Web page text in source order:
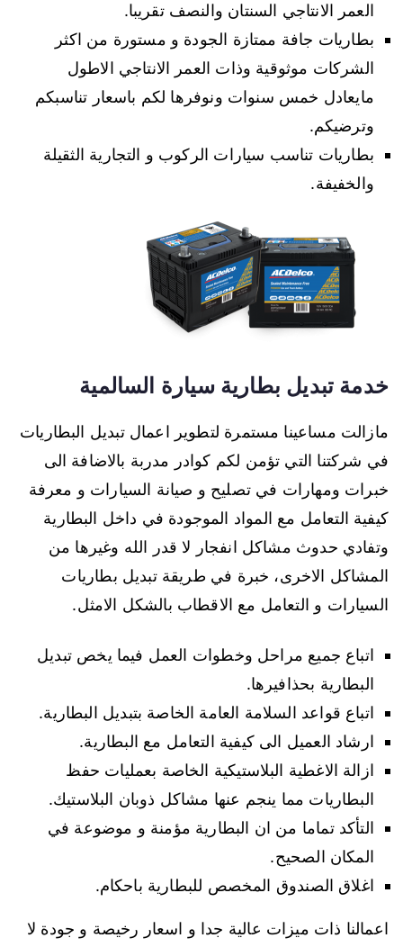
العمر الانتاجي السنتان والنصف تقريبا.
بطاريات جافة ممتازة الجودة و مستورة من اكثر
الشركات موثوقية وذات العمر الانتاجي الاطول
مايعادل خمس سنوات ونوفرها لكم باسعار تناسبكم
وترضيكم.
بطاريات تناسب سيارات الركوب و التجارية الثقيلة
والخفيفة.
خدمة تبديل بطارية سيارة السالمية
مازالت مساعينا مستمرة لتطوير اعمال تبديل البطاريات
في شركتنا التي تؤمن لكم كوادر مدربة بالاضافة الى
خبرات ومهارات في تصليح و صيانة السيارات و معرفة
كيفية التعامل مع المواد الموجودة في داخل البطارية
وتفادي حدوث مشاكل انفجار لا قدر الله وغيرها من
المشاكل الاخرى، خبرة في طريقة تبديل بطاريات
السيارات و التعامل مع الاقطاب بالشكل الامثل.
اتباع جميع مراحل وخطوات العمل فيما يخص تبديل
البطارية بحذافيرها.
اتباع قواعد السلامة العامة الخاصة بتبديل البطارية.
ارشاد العميل الى كيفية التعامل مع البطارية.
ازالة الاغطية البلاستيكية الخاصة بعمليات حفظ
البطاريات مما ينجم عنها مشاكل ذوبان البلاستيك.
التأكد تماما من ان البطارية مؤمنة و موضوعة في
المكان الصحيح.
اغلاق الصندوق المخصص للبطارية باحكام.
اعمالنا ذات ميزات عالية جدا و اسعار رخيصة و جودة لا